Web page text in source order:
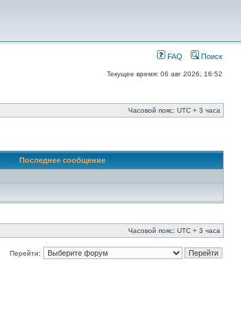
FAQ Поиск
Текущее время: 06 авг 2026, 16:52
Часовой пояс: UTC + 3 часа
Последнее сообщение
Часовой пояс: UTC + 3 часа
Перейти: